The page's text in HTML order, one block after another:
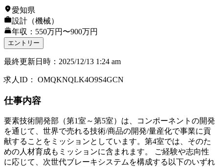
愛知県
設計（機械）
年収：550万円〜900万円
エントリー
最終更新日時 ： 2025/12/13 1:24 am
求人ID ： OMQKNQLK4O9S4GCN
仕事内容
要素技術開発部（第1室～第5室）は、コンポーネントの開発
を通じて、世界で売れる技術/商品の開発/量産化で事業に貢
献することをミッションとしています。第4室では、そのた
めの人材育成もミッションに含まれます。 ご経験や志向性
に応じて、次世代ブレーキシステムを構成する以下のいずれ